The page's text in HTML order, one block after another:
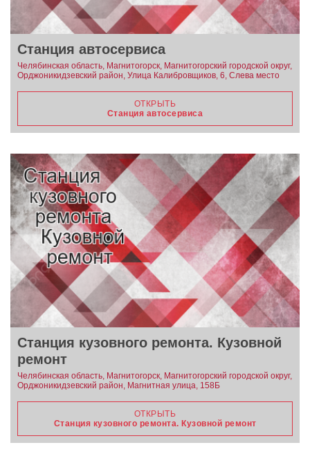
Станция автосервиса
Челябинская область, Магнитогорск, Магнитогорский городской округ,
Орджоникидзевский район, Улица Калибровщиков, 6, Слева место
ОТКРЫТЬ
Станция автосервиса
Станция кузовного ремонта. Кузовной
ремонт
Челябинская область, Магнитогорск, Магнитогорский городской округ,
Орджоникидзевский район, Магнитная улица, 158Б
ОТКРЫТЬ
Станция кузовного ремонта. Кузовной ремонт